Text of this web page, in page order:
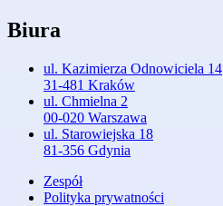
Biura
ul. Kazimierza Odnowiciela 14
31-481 Kraków
ul. Chmielna 2
00-020 Warszawa
ul. Starowiejska 18
81-356 Gdynia
Zespół
Polityka prywatności